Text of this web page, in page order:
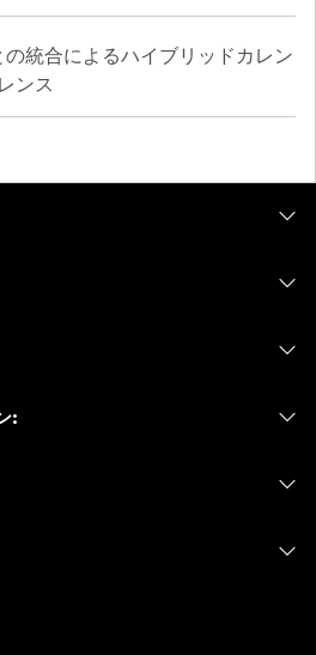
統合によるハイブリッドカレン
ンス
Meetings
: